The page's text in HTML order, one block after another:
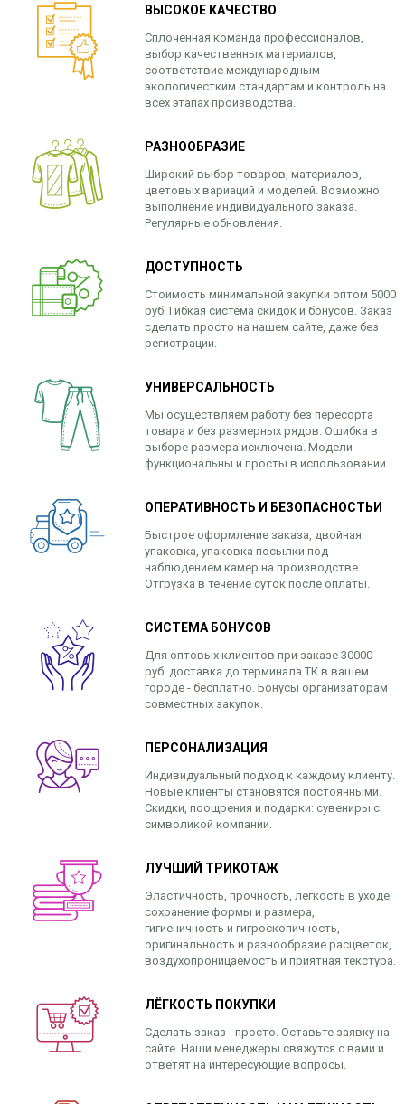
ВЫСОКОЕ КАЧЕСТВО
Сплоченная команда профессионалов,
выбор качественных материалов,
соответствие международным
экологичестким стандартам и контроль на
всех этапах производства.
РАЗНООБРАЗИЕ
Широкий выбор товаров, материалов,
цветовых вариаций и моделей. Возможно
выполнение индивидуального заказа.
Регулярные обновления.
ДОСТУПНОСТЬ
Стоимость минимальной закупки оптом 5000
руб. Гибкая система скидок и бонусов. Заказ
сделать просто на нашем сайте, даже без
регистрации.
УНИВЕРСАЛЬНОСТЬ
Мы осуществляем работу без пересорта
товара и без размерных рядов. Ошибка в
выборе размера исключена. Модели
функциональны и просты в использовании.
ОПЕРАТИВНОСТЬ И БЕЗОПАСНОСТЬИ
Быстрое оформление заказа, двойная
упаковка, упаковка посылки под
наблюдением камер на производстве.
Отгрузка в течение суток после оплаты.
СИСТЕМА БОНУСОВ
Для оптовых клиентов при заказе 30000
руб. доставка до терминала ТК в вашем
городе - бесплатно. Бонусы организаторам
совместных закупок.
ПЕРСОНАЛИЗАЦИЯ
Индивидуальный подход к каждому клиенту.
Новые клиенты становятся постоянными.
Скидки, поощрения и подарки: сувениры с
символикой компании.
ЛУЧШИЙ ТРИКОТАЖ
Эластичность, прочность, легкость в уходе,
сохранение формы и размера,
гигиеничность и гигроскопичность,
оригинальность и разнообразие расцветок,
воздухопроницаемость и приятная текстура.
ЛЁГКОСТЬ ПОКУПКИ
Сделать заказ - просто. Оставьте заявку на
сайте. Наши менеджеры свяжутся с вами и
ответят на интересующие вопросы.